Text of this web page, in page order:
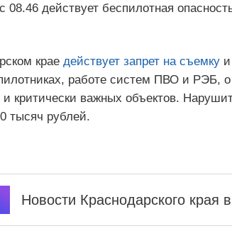
08.46 действует беспилотная
крае действует запрет на съемкуи
работе систем ПВО и РЭБ,
критически важных объектов.
тысяч рублей.
Новости Краснодарского края в